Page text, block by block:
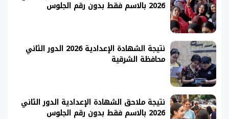
2026 بالاسم فقط بدون رقم الجلوس
نتيجة الشهادة الإعدادية 2026 الدور الثاني
محافظة الشرقية
نتيجة ملاحق الشهادة الإعدادية الدور الثاني
2026 بالاسم فقط بدون رقم الجلوس